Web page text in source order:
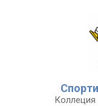
Коллеция